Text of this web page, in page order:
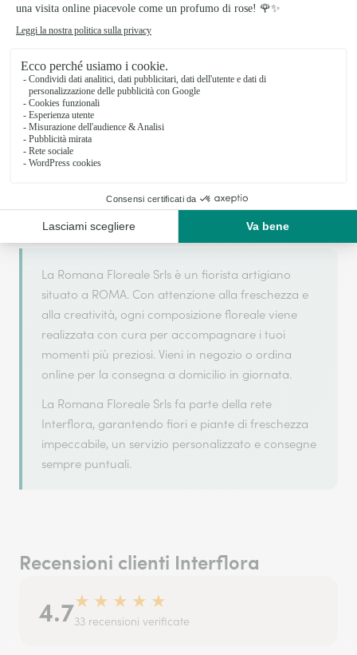
Il tuo fiorista artigiano a ROMA
La Romana Floreale Srls si basa sulla sua
floreale di riferimento, per garantirti un servizio di
qualità.
La Romana Floreale Srls è un fiorista artigiano
situato a ROMA. Con attenzione alla freschezza e
alla creatività, ogni composizione floreale viene
realizzata con cura per accompagnare i tuoi
momenti più preziosi. Vieni in negozio o ordina
online per la consegna a domicilio in giornata.
La Romana Floreale Srls fa parte della rete
Interflora, garantendo fiori e piante di freschezza
impeccabile, un servizio personalizzato e consegne
sempre puntuali.
Recensioni clienti Interflora
4.7★ ★ ★ ★ ★
33 recensioni verificate